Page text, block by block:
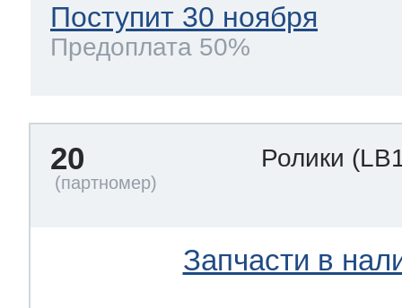
Поступит 30 ноября
Предоплата 50%
20 Ролики
Запчасти в